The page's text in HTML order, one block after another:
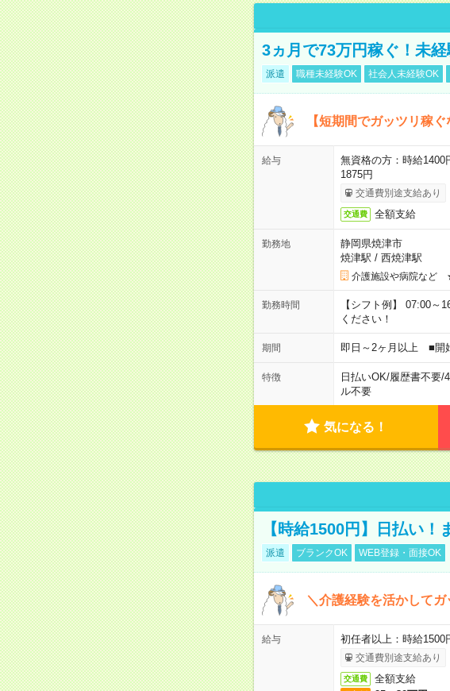
3ヵ月で73万円稼ぐ！未
派遣 職種未経験OK 社会人未経験OK
【短期間でガッツリ稼
給与
無資格の方：時給1400
1875円
交通費別途支給あり
交通費 全額支給
勤務地
静岡県焼津市
焼津駅 / 西焼津駅
介護施設や病院など
勤務時間
【シフト例】 07:00
ください！
期間 即日～2ヶ月以上 ■開
特徴 日払いOK/履歴書不要/
ル不要
気になる！
【時給1500円】日払い！
派遣 ブランクOK WEB登録・面接OK
＼介護経験を活かして
給与 初任者以上：時給
交通費別途支給あり
交通費 全額支給